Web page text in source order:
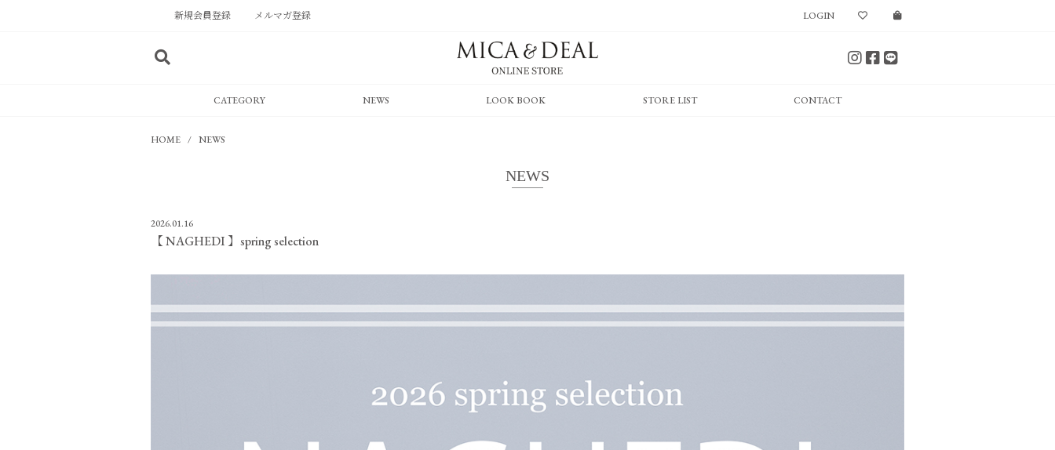
新規会員登録 メルマガ登録 LOGIN
CATEGORY NEWS LOOK BOOK STORE LIST CONTACT
HOME NEWS
NEWS
2026.01.16
【 NAGHEDI 】spring selection